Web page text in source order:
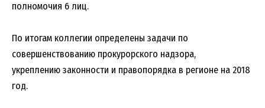
полномочия 6 лиц.
По итогам коллегии определены задачи по
совершенствованию прокурорского надзора,
укреплению законности и правопорядка в регионе на 2018
год.